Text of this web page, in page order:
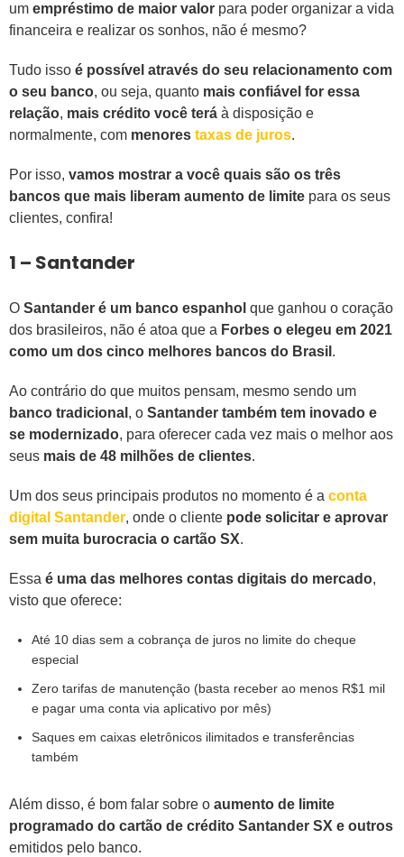
um empréstimo de maior valor para poder organizar a vida
financeira e realizar os sonhos, não é mesmo?
Tudo isso é possível através do seu relacionamento com
o seu banco, ou seja, quanto mais confiável for essa
relação, mais crédito você terá à disposição e
normalmente, com menores taxas de juros.
Por isso, vamos mostrar a você quais são os três
bancos que mais liberam aumento de limite para os seus
clientes, confira!
1 – Santander
O Santander é um banco espanhol que ganhou o coração
dos brasileiros, não é atoa que a Forbes o elegeu em 2021
como um dos cinco melhores bancos do Brasil .
Ao contrário do que muitos pensam, mesmo sendo um
banco tradicional , o Santander também tem inovado e
se modernizado, para oferecer cada vez mais o melhor aos
seus mais de 48 milhões de clientes.
Um dos seus principais produtos no momento é a conta
digital Santander, onde o cliente pode solicitar e aprovar
sem muita burocracia o cartão SX.
Essa é uma das melhores contas digitais do mercado,
visto que oferece:
Até 10 dias sem a cobrança de juros no limite do cheque
especial
Zero tarifas de manutenção (basta receber ao menos R$1 mil
e pagar uma conta via aplicativo por mês)
Saques em caixas eletrônicos ilimitados e transferências
também
Além disso, é bom falar sobre o aumento de limite
programado do cartão de crédito Santander SX e outros
emitidos pelo banco.